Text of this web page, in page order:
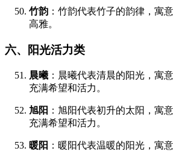
竹韵 ：竹韵代表竹子的韵律，寓
高雅。
六、阳光活力类
晨曦 ：晨曦代表清晨的阳光，寓
充满希望和活力。
旭阳 ：旭阳代表初升的太阳，寓
充满希望和活力。
暖阳 ：暖阳代表温暖的阳光，寓